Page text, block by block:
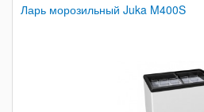
Ларь морозильный Juka M400S